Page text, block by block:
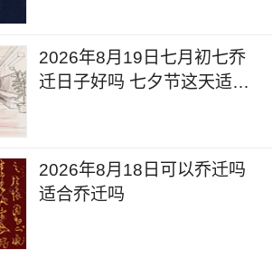
2026年8月19日七月初七乔
迁日子好吗 七夕节这天适合
2026年8月18日可以乔迁吗
适合乔迁吗